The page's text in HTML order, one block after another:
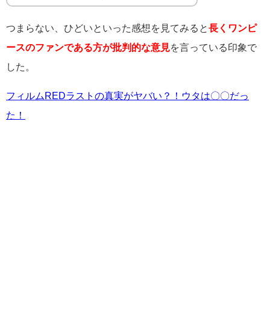
つまらない、ひどいといった感想を見てみると長くワンピ
ースのファンである方が批判的な意見を言っている印象で
した。
フィルムREDラストの真実がヤバい？！ウタは〇〇だっ
た！